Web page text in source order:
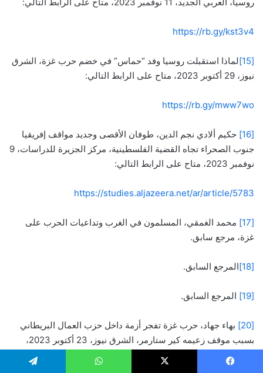
https://rb.gy/kst3v4
[15]
لماذا استقبلت روسيا وفد “حماس” في خضم حرب غزة، الشرق
نيوز، 29 أكتوبر 2023، متاح على الرابط التالي:
https://rb.gy/mww7wo
[16]
حكيم ألادي نجم الدين، طوفان الأقصى وجديد مواقف إفريقيا
جنوب الصحراء تجاه القضية الفلسطينية، مركز الجزيرة للدراسات، 9
نوفمبر 2023، متاح على الرابط التالي:
https://studies.aljazeera.net/ar/article/5783
[17]
محمد الغمقي، المسلمون في الغرب وتداعيات الحرب على
غزة، مرجع سابق.
[18] المرجع السابق.
[19] المرجع السابق.
[20]
بهاء جهاد، حرب غزة تفجر أزمة داخل حزب العمال البريطاني
بسبب موقف زعيمه كير ستارمر، الشرق نيوز، 23 أكتوبر 2023،
متاح على الرابط التالي: